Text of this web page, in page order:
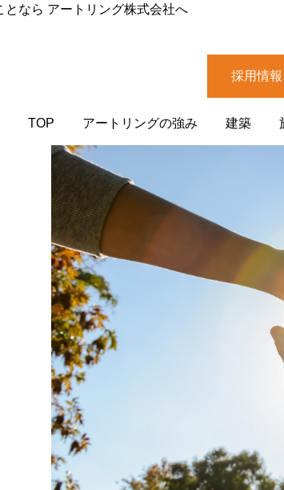
なら アートリング株式会社へ
採用情報
TOP アートリングの強み 建築